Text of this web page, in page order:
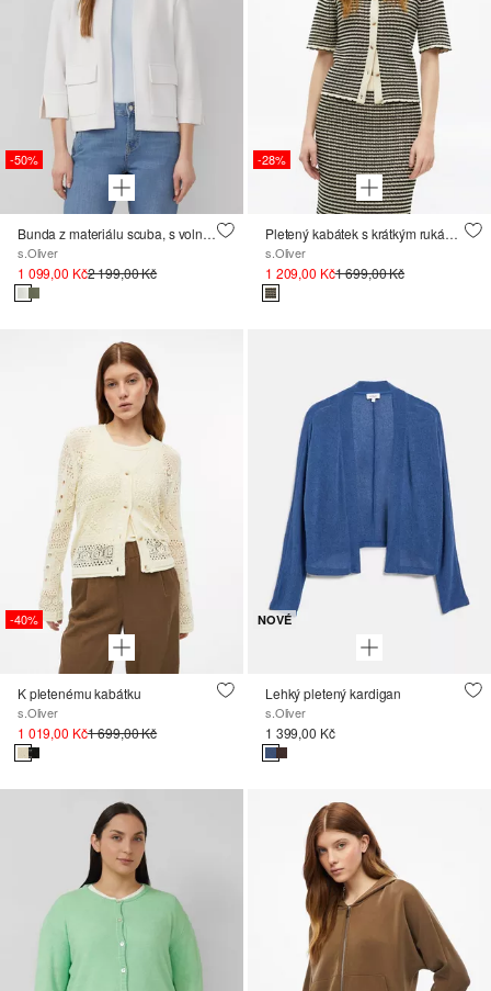
-50%
Bunda z materiálu scuba, s volnějším střihem Relaxed Fit
s.Oliver
1 099,00 Kč2 199,00 Kč
-28%
Pletený kabátek s krátkým rukávem v úzkém střihu Slim Fit
s.Oliver
1 209,00 Kč1 699,00 Kč
-40%
K pletenému kabátku
s.Oliver
1 019,00 Kč1 699,00 Kč
NOVÉ
Lehký pletený kardigan
s.Oliver
1 399,00 Kč